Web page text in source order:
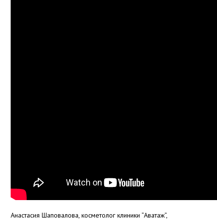
Анастасия Шаповалова, косметолог клиники “Аватаж”,